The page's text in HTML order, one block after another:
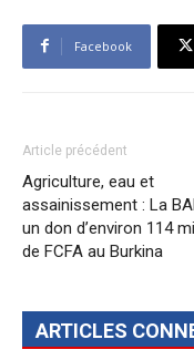
Facebook
Article précédent
Agriculture, eau et
assainissement : La
un don d’environ 114
de FCFA au Burkina
ARTICLES